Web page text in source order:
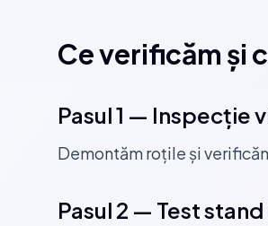
Ce verificăm și
Pasul 1 — Inspecție
Demontăm roțile și
Pasul 2 — Test